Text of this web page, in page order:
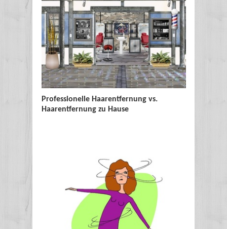
Professionelle Haarentfernung vs.
Haarentfernung zu Hause